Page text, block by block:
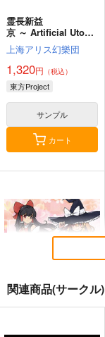
霊長新益
京 ～ Artificial Utopia
in Ruins.
上海アリス幻樂団
1,320円 （税込）
東方Project
サンプル
カート
関連商品(サークル)